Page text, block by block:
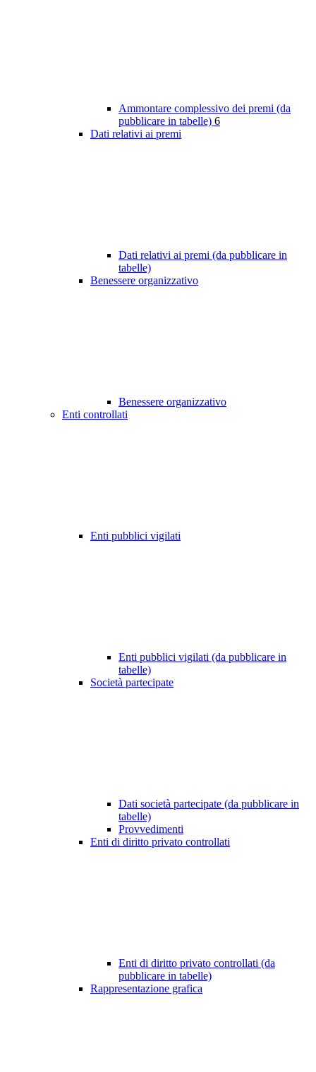
Ammontare complessivo dei premi (da
pubblicare in tabelle) 6
Dati relativi ai premi
Dati relativi ai premi (da pubblicare in
tabelle)
Benessere organizzativo
Benessere organizzativo
Enti controllati
Enti pubblici vigilati
Enti pubblici vigilati (da pubblicare in
tabelle)
Società partecipate
Dati società partecipate (da pubblicare in
tabelle)
Provvedimenti
Enti di diritto privato controllati
Enti di diritto privato controllati (da
pubblicare in tabelle)
Rappresentazione grafica